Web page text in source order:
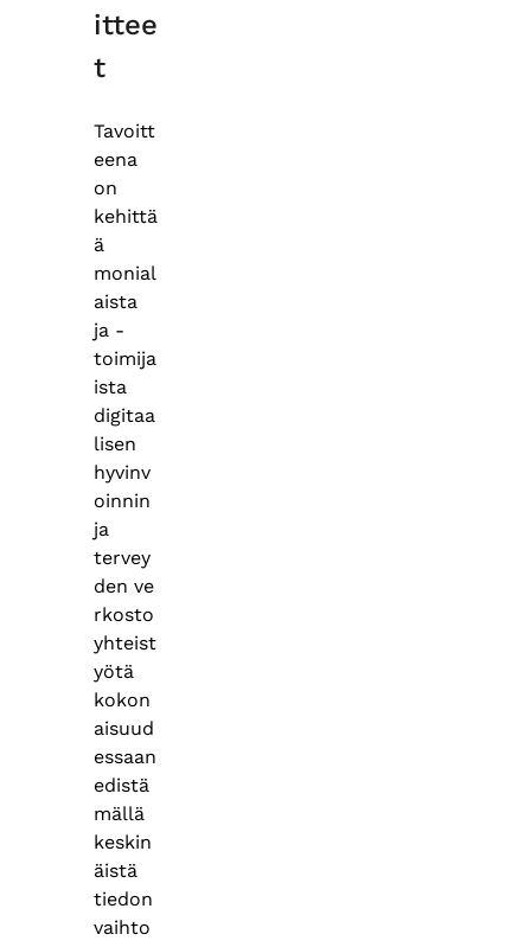
ittee
t
Tavoitt
eena
on
kehittä
ä
monial
aista
ja -
toimija
ista
digitaa
lisen
hyvinv
oinnin
ja
tervey
den ve
rkosto
yhteist
yötä
kokon
aisuud
essaan
edistä
mällä
keskin
äistä
tiedon
vaihto